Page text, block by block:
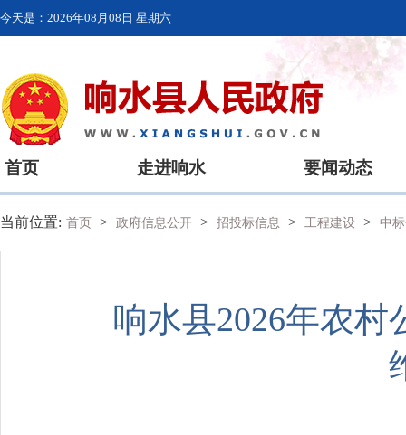
今天是： 2026年08月08日 星期六
首页 走进响水 要闻动态
当前位置: 首页 > 政府信息公开 > 招投标信息 > 工程建设 > 中
响水县2026年农